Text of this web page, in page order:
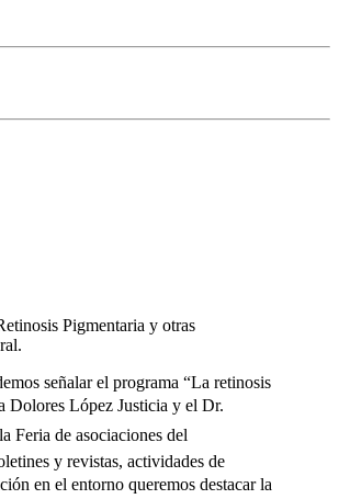
Pigmentaria y otras
señalar el programa “La retinosis
Dolores López Justicia y el Dr.
Feria de asociaciones del
y revistas, actividades de
en el entorno queremos destacar la